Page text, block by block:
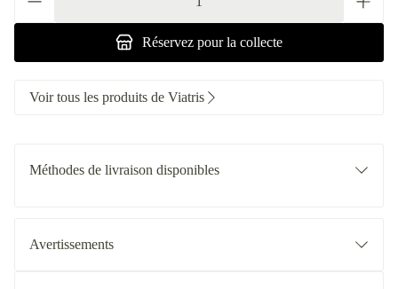
Réservez pour la collecte
Voir tous les produits de Viatris
Méthodes de livraison disponibles
Avertissements